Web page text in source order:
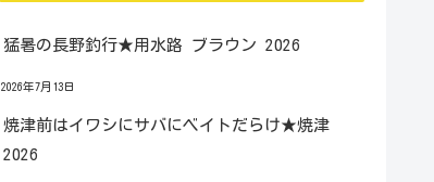
猛暑の長野釣行★用水路 ブラウン 2026
2026年7月13日
焼津前はイワシにサバにベイトだらけ★焼津
2026